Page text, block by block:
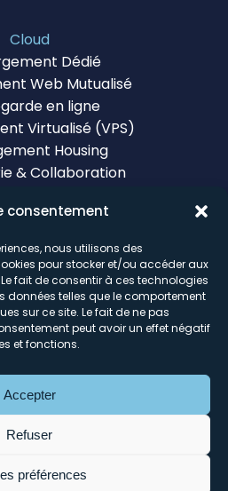
consentement
nous utilisons des
pour stocker et/ou accéder aux
fait de consentir à ces technologies
données telles que le comportement
sur ce site. Le fait de ne pas
peut avoir un effet négatif
et fonctions.
Accepter
Refuser
préférences
Cloud
Dédié
Web Mutualisé
en ligne
Virtualisé (VPS)
Housing
& Collaboration
& infogérance
du DC
légales
2026
:Agence Web Lille Promatec
Digital
:Solution Anti-spam
MailSecure
un abus